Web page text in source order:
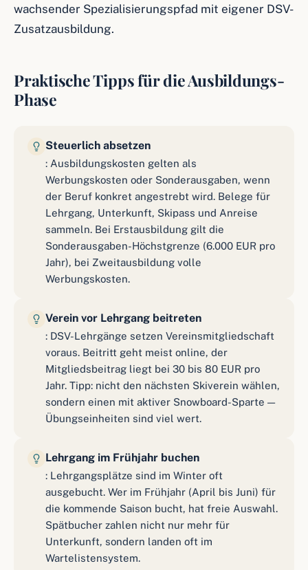
wachsender Spezialisierungspfad mit eigener DSV-
Zusatzausbildung.
Praktische Tipps für die Ausbildungs-
Phase
Steuerlich absetzen
: Ausbildungskosten gelten als
Werbungskosten oder Sonderausgaben, wenn
der Beruf konkret angestrebt wird. Belege für
Lehrgang, Unterkunft, Skipass und Anreise
sammeln. Bei Erstausbildung gilt die
Sonderausgaben-Höchstgrenze (6.000 EUR pro
Jahr), bei Zweitausbildung volle
Werbungskosten.
Verein vor Lehrgang beitreten
: DSV-Lehrgänge setzen Vereinsmitgliedschaft
voraus. Beitritt geht meist online, der
Mitgliedsbeitrag liegt bei 30 bis 80 EUR pro
Jahr. Tipp: nicht den nächsten Skiverein wählen,
sondern einen mit aktiver Snowboard-Sparte —
Übungseinheiten sind viel wert.
Lehrgang im Frühjahr buchen
: Lehrgangsplätze sind im Winter oft
ausgebucht. Wer im Frühjahr (April bis Juni) für
die kommende Saison bucht, hat freie Auswahl.
Spätbucher zahlen nicht nur mehr für
Unterkunft, sondern landen oft im
Wartelistensystem.